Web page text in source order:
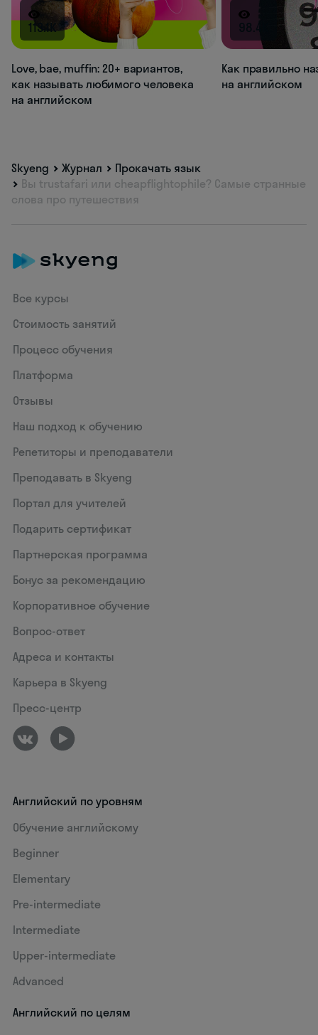
113.1K
Love, bae, muffin: 20+ вариантов,
как называть любимого человека
на английском
98.4K
Как правильно
на английском
Skyeng Журнал
Прокачать язык
Вы trustafari или cheapflightophile? Самые странные
слова про путешествия
Все курсы
Стоимость занятий
Процесс обучения
Платформа
Отзывы
Наш подход к обучению
Репетиторы и преподаватели
Преподавать в Skyeng
Портал для учителей
Подарить сертификат
Партнерская программа
Бонус за рекомендацию
Корпоративное обучение
Вопрос-ответ
Адреса и контакты
Карьера в Skyeng
Пресс-центр
Английский по уровням
Обучение английскому
Beginner
Elementary
Pre-intermediate
Intermediate
Upper-intermediate
Advanced
Английский по целям